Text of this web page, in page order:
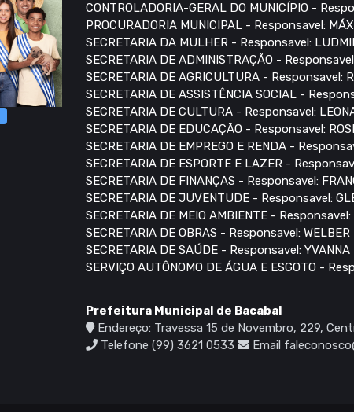
CONTROLADORIA-GERAL DO MUNICÍPIO -
PROCURADORIA MUNICIPAL - Responsavel:
SECRETARIA DA MULHER - Responsavel:
SECRETARIA DE ADMINISTRAÇÃO -
SECRETARIA DE AGRICULTURA - Responsavel:
SECRETARIA DE ASSISTÊNCIA SOCIAL -
SECRETARIA DE CULTURA - Responsavel:
SECRETARIA DE EDUCAÇÃO - Responsavel:
SECRETARIA DE EMPREGO E RENDA -
SECRETARIA DE ESPORTE E LAZER -
SECRETARIA DE FINANÇAS - Responsavel:
SECRETARIA DE JUVENTUDE - Responsavel:
SECRETARIA DE MEIO AMBIENTE -
SECRETARIA DE OBRAS - Responsavel:
SECRETARIA DE SAÚDE - Responsavel:
SERVIÇO AUTÔNOMO DE ÁGUA E ESGOTO -
Prefeitura Municipal de Bacabal
Endereço: Travessa 15 de Novembro, 229,
Telefone (99) 3621 0533
Email